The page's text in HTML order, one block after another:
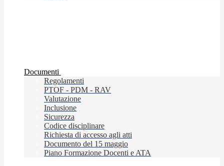
Documenti
Regolamenti
PTOF - PDM - RAV
Valutazione
Inclusione
Sicurezza
Codice disciplinare
Richiesta di accesso agli atti
Documento del 15 maggio
Piano Formazione Docenti e ATA